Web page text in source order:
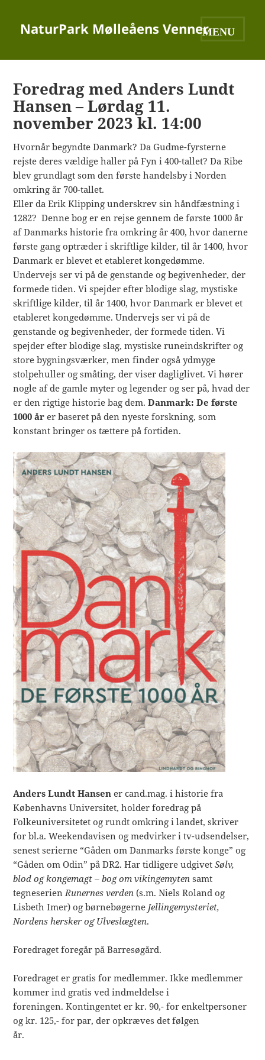
NaturPark Mølleåens Venner
WIDGETS
Foredrag med Anders Lundt
Hansen – Lørdag 11.
november 2023 kl. 14:00
Hvornår begyndte Danmark? Da Gudme-fyrsterne
rejste deres vældige haller på Fyn i 400-tallet? Da Ribe
blev grundlagt som den første handelsby i Norden
omkring år 700-tallet.
Eller da Erik Klipping underskrev sin håndfæstning i
1282? Denne bog er en rejse gennem de første 1000 år
af Danmarks historie fra omkring år 400, hvor danerne
første gang optræder i skriftlige kilder, til år 1400, hvor
Danmark er blevet et etableret kongedømme.
Undervejs ser vi på de genstande og begivenheder, der
formede tiden. Vi spejder efter blodige slag, mystiske
skriftlige kilder, til år 1400, hvor Danmark er blevet et
etableret kongedømme. Undervejs ser vi på de
genstande og begivenheder, der formede tiden. Vi
spejder efter blodige slag, mystiske runeindskrifter og
store bygningsværker, men finder også ydmyge
stolpehuller og småting, der viser dagliglivet. Vi hører
nogle af de gamle myter og legender og ser på, hvad der
er den rigtige historie bag dem.Danmark: De første
1000 årer baseret på den nyeste forskning, som
konstant bringer os tættere på fortiden.
Anders Lundt Hansen er cand.mag. i historie fra
Københavns Universitet, holder foredrag på
Folkeuniversitetet og rundt omkring i landet, skriver
for bl.a. Weekendavisen og medvirker i tv-udsendelser,
senest serierne “Gåden om Danmarks første konge” og
“Gåden om Odin” på DR2. Har tidligere udgivetSølv,
blod og kongemagt – bog om vikingemyten samt
tegneserien Runernes verden (s.m. Niels Roland og
Lisbeth Imer) og børnebøgerne Jellingemysteriet,
Nordens hersker og Ulveslægten.
Foredraget foregår på Barresøgård.
Foredraget er gratis for medlemmer. Ikke medlemmer
kommer ind gratis ved indmeldelse i
foreningen. Kontingentet er kr. 90,- for enkeltpersoner
og kr. 125,- for par, der opkræves det følgen
år.